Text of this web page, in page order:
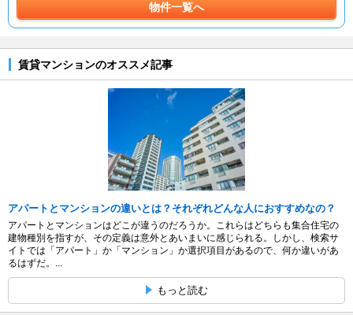
物件一覧へ
賃貸マンションのオススメ記事
アパートとマンションの違いとは？それぞれどんな人におすすめなの？
アパートとマンションはどこが違うのだろうか。これらはどちらも集合住宅の
建物種別を指すが、その定義は意外とあいまいに感じられる。しかし、検索サ
イトでは「アパート」か「マンション」か選択項目があるので、何か違いがあ
るはずだ。...
もっと読む